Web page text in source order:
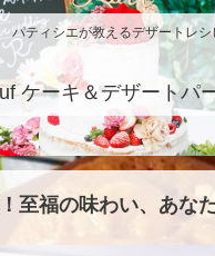
パティシエが教えるデザートレシ
ケーキ＆デザートパ
至福の味わい、あな